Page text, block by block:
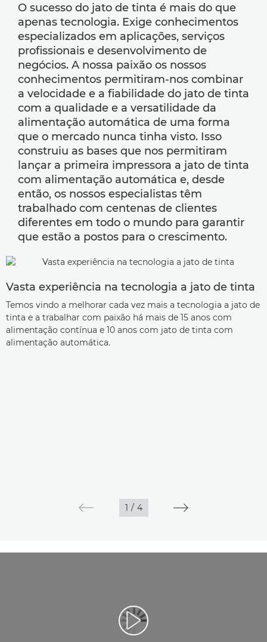
O sucesso do jato de tinta é mais do que
apenas tecnologia. Exige conhecimentos
especializados em aplicações, serviços
profissionais e desenvolvimento de
negócios. A nossa paixão os nossos
conhecimentos permitiram-nos combinar
a velocidade e a fiabilidade do jato de tinta
com a qualidade e a versatilidade da
alimentação automática de uma forma
que o mercado nunca tinha visto. Isso
construiu as bases que nos permitiram
lançar a primeira impressora a jato de tinta
com alimentação automática e, desde
então, os nossos especialistas têm
trabalhado com centenas de clientes
diferentes em todo o mundo para garantir
que estão a postos para o crescimento.
Vasta experiência na tecnologia a jato de tinta
Temos vindo a melhorar cada vez mais a tecnologia a jato de
tinta e a trabalhar com paixão há mais de 15 anos com
alimentação contínua e 10 anos com jato de tinta com
alimentação automática.
1 / 4
Reproduzir vídeo